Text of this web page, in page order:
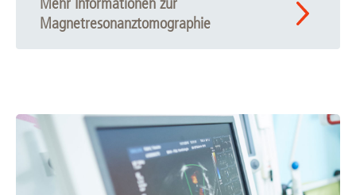
Magnetresonanztomographie